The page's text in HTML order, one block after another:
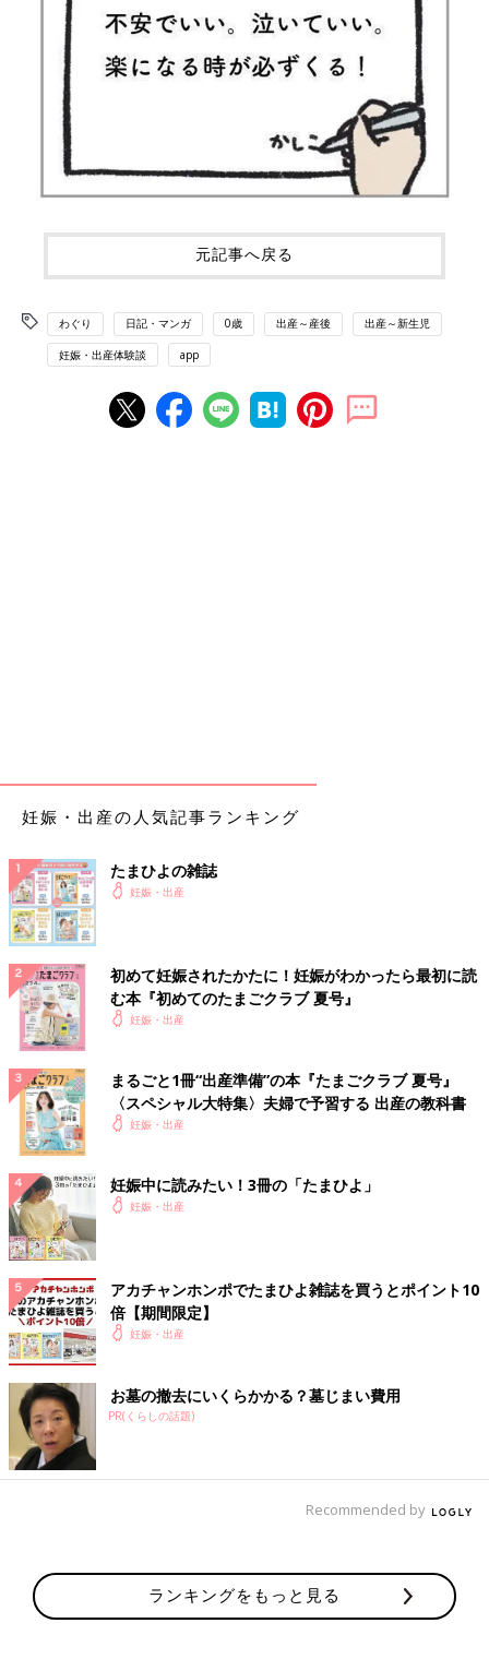
元記事へ戻る
わぐり 日記・マンガ 0歳 出産～産後 出産～新生児
妊娠・出産体験談 app
妊娠・出産の人気記事ランキング
たまひよの雑誌
妊娠・出産
初めて妊娠されたかたに！妊娠がわかったら最初に読
む本『初めてのたまごクラブ 夏号』
妊娠・出産
まるごと1冊“出産準備”の本『たまごクラブ 夏号』
〈スペシャル大特集〉夫婦で予習する 出産の教科書
妊娠・出産
妊娠中に読みたい！3冊の「たまひよ」
妊娠・出産
アカチャンホンポでたまひよ雑誌を買うとポイント10
倍【期間限定】
妊娠・出産
お墓の撤去にいくらかかる？墓じまい費用
PR(くらしの話題)
Recommended by
ランキングをもっと見る